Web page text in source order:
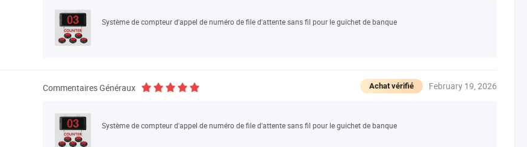
Système de compteur d'appel de numéro de file d'attente sans fil pour le guichet de banque
Commentaires Généraux Achat vérifié February 19, 2026
Système de compteur d'appel de numéro de file d'attente sans fil pour le guichet de banque